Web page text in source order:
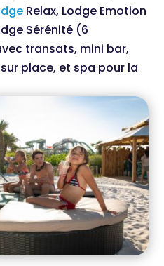
Relax, Lodge Emotion
Sérénité (6
transats, mini bar,
place, et spa pour la